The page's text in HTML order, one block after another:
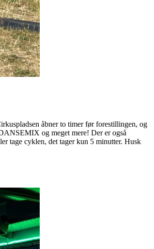
åbner to timer før forestillingen, og
og meget mere! Der er også
tage cyklen, det tager kun 5 minutter. Husk